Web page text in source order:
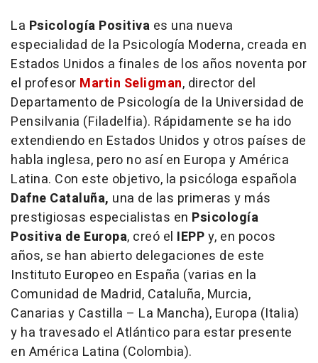
La Psicología Positiva es una nueva
especialidad de la Psicología Moderna, creada en
Estados Unidos a finales de los años noventa por
el profesor Martin Seligman, director del
Departamento de Psicología de la Universidad de
Pensilvania (Filadelfia). Rápidamente se ha ido
extendiendo en Estados Unidos y otros países de
habla inglesa, pero no así en Europa y América
Latina. Con este objetivo, la psicóloga española
Dafne Cataluña, una de las primeras y más
prestigiosas especialistas en Psicología
Positiva de Europa, creó el IEPPy, en pocos
años, se han abierto delegaciones de este
Instituto Europeo en España (varias en la
Comunidad de Madrid, Cataluña, Murcia,
Canarias y Castilla – La Mancha), Europa (Italia)
y ha travesado el Atlántico para estar presente
en América Latina (Colombia).